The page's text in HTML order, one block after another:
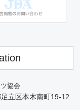
協会
立区本木南町19-12